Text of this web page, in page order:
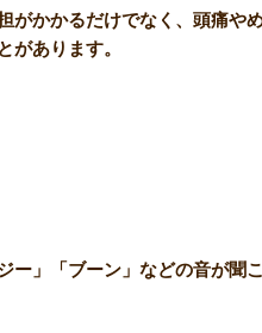
がかかるだけでなく、頭痛や
があります。
ー」「ブーン」などの音が聞